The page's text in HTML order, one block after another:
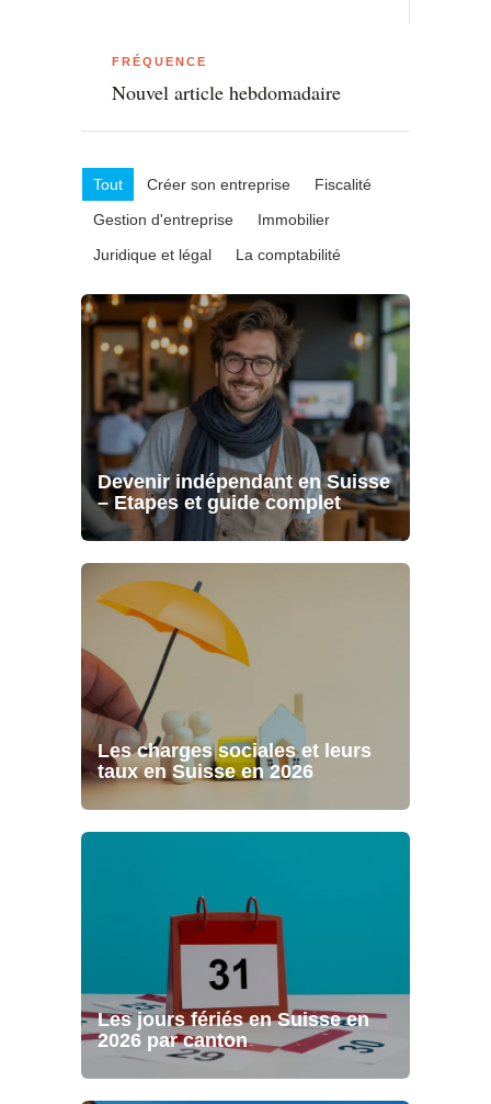
FRÉQUENCE
Nouvel article hebdomadaire
Tout Créer son entreprise
Fiscalité
Gestion d'entreprise
Immobilier
Juridique et légal
La comptabilité
Devenir indépendant en Suisse
– Etapes et guide complet
Les charges sociales et leurs
taux en Suisse en 2026
Les jours fériés en Suisse en
2026 par canton